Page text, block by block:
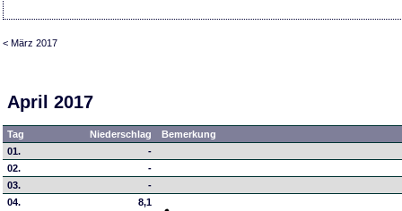
< März 2017
April 2017
Tag Niederschlag
Bemerkung
01.
-
02.
-
03.
-
04.
8,1